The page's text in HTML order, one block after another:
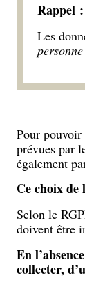
Rappel :
Les
Pour
prévues par
également
Ce choix
Selon le
doivent être
En
collecter,